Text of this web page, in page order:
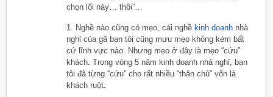
chọn lối này… thôi”…
1. Nghề nào cũng có mẹo, cái nghề kinh doanh nhà
nghỉ của gã bạn tôi cũng mưu mẹo không kém bất
cứ lĩnh vực nào. Nhưng mẹo ở đây là mẹo “cứu”
khách. Trong vòng 5 năm kinh doanh nhà nghỉ, bạn
tôi đã từng “cứu” cho rất nhiều “thân chủ” vốn là
khách ruột.